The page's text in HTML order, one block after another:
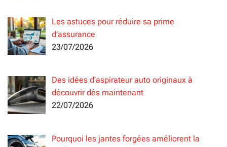
Les astuces pour réduire sa prime
d’assurance
23/07/2026
Des idées d’aspirateur auto originaux à
découvrir dès maintenant
22/07/2026
Pourquoi les jantes forgées améliorent la